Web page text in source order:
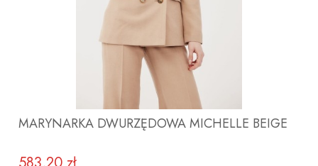
MARYNARKA DWURZĘDOWA MICHELLE BEIGE
Cena promocyjna